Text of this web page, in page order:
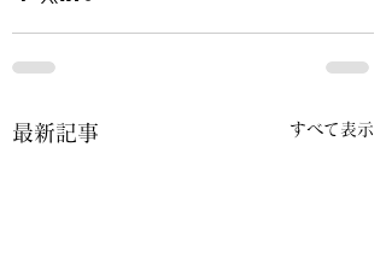
最新記事 すべて表示